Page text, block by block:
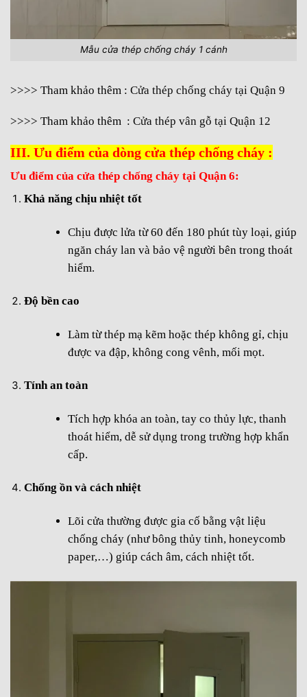
Mẫu cửa thép chống cháy 1 cánh
>>>> Tham khảo thêm : Cửa thép chống cháy tại Quận 9
>>>> Tham khảo thêm : Cửa thép vân gỗ tại Quận 12
III. Ưu điểm của dòng cửa thép chống cháy :
Ưu điểm của cửa thép chống cháy tại Quận 6:
Khả năng chịu nhiệt tốt
Chịu được lửa từ 60 đến 180 phút tùy loại, giúp
ngăn cháy lan và bảo vệ người bên trong thoát
hiểm.
Độ bền cao
Làm từ thép mạ kẽm hoặc thép không gỉ, chịu
được va đập, không cong vênh, mối mọt.
Tính an toàn
Tích hợp khóa an toàn, tay co thủy lực, thanh
thoát hiểm, dễ sử dụng trong trường hợp khẩn
cấp.
Chống ồn và cách nhiệt
Lõi cửa thường được gia cố bằng vật liệu
chống cháy (như bông thủy tinh, honeycomb
paper,…) giúp cách âm, cách nhiệt tốt.